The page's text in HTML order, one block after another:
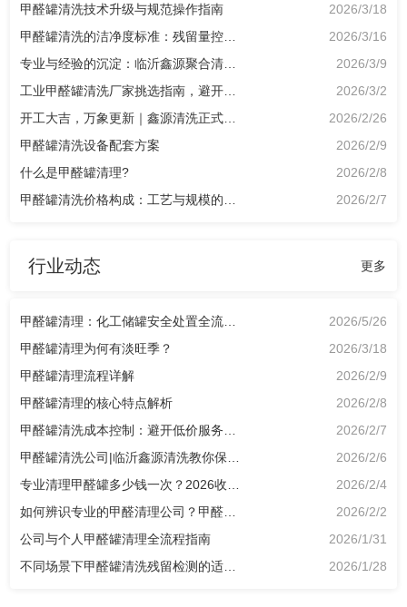
甲醛罐清洗技术升级与规范操作指南
2026/3/18
甲醛罐清洗的洁净度标准：残留量控制核心要点
2026/3/16
专业与经验的沉淀：临沂鑫源聚合清洗工程有限公司
2026/3/9
工业甲醛罐清洗厂家挑选指南，避开陷阱选对专业服务商
2026/3/2
开工大吉，万象更新｜鑫源清洗正式复工，马年聚力共赢开门红！
2026/2/26
甲醛罐清洗设备配套方案
2026/2/9
什么是甲醛罐清理?
2026/2/8
2026/2/7
行业动态 更多
甲醛罐清理：化工储罐安全处置全流程解析
2026/5/26
甲醛罐清理为何有淡旺季？
2026/3/18
甲醛罐清理流程详解
2026/2/9
甲醛罐清理的核心特点解析
2026/2/8
2026/2/7
2026/2/6
2026/2/4
如何辨识专业的甲醛清理公司？甲醛罐清洗认准3大核心＋4大维度
2026/2/2
公司与个人甲醛罐清理全流程指南
2026/1/31
不同场景下甲醛罐清洗残留检测的适配方案
2026/1/28